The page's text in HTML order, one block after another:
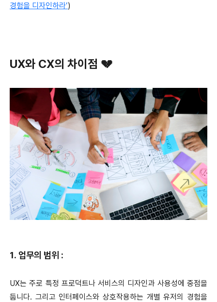
경험을 디자인하라’)
UX와 CX의 차이점 💔
1. 업무의 범위 :
UX는 주로 특정 프로덕트나 서비스의 디자인과 사용성에 중점을
둡니다. 그리고 인터페이스와 상호작용하는 개별 유저의 경험을